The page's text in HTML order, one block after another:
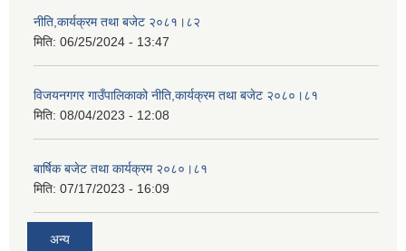
नीति,कार्यक्रम तथा बजेट २०८१।८२
मिति: 06/25/2024 - 13:47
विजयनगगर गाउँपालिकाको नीति,कार्यक्रम तथा बजेट २०८०।८१
मिति: 08/04/2023 - 12:08
बार्षिक बजेट तथा कार्यक्रम २०८०।८१
मिति: 07/17/2023 - 16:09
अन्य